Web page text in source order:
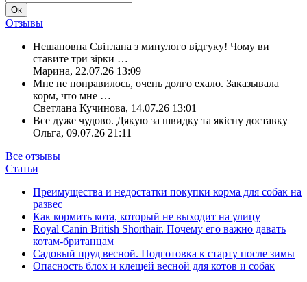
Ок
Отзывы
Нешановна Світлана з минулого відгуку! Чому ви
ставите три зірки …
Марина, 22.07.26 13:09
Мне не понравилось, очень долго ехало. Заказывала
корм, что мне …
Светлана Кучинова, 14.07.26 13:01
Все дуже чудово. Дякую за швидку та якісну доставку
Ольга, 09.07.26 21:11
Все отзывы
Статьи
Преимущества и недостатки покупки корма для собак на
развес
Как кормить кота, который не выходит на улицу
Royal Canin British Shorthair. Почему его важно давать
котам-британцам
Садовый пруд весной. Подготовка к старту после зимы
Опасность блох и клещей весной для котов и собак